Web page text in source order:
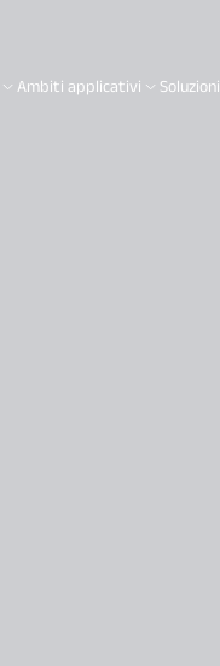
Ambiti applicativi Soluzioni